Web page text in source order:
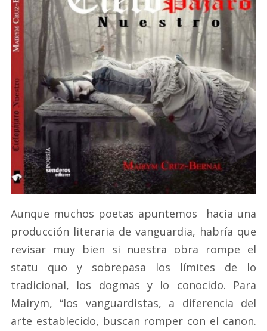
Aunque muchos poetas apuntemos hacia una
producción literaria de vanguardia, habría que
revisar muy bien si nuestra obra rompe el
statu quo y sobrepasa los límites de lo
tradicional, los dogmas y lo conocido. Para
Mairym, “los vanguardistas, a diferencia del
arte establecido, buscan romper con el canon.